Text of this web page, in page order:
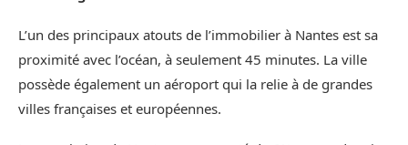
L’un des principaux atouts de l’immobilier à Nantes est sa
proximité avec l’océan, à seulement 45 minutes. La ville
possède également un aéroport qui la relie à de grandes
villes françaises et européennes.